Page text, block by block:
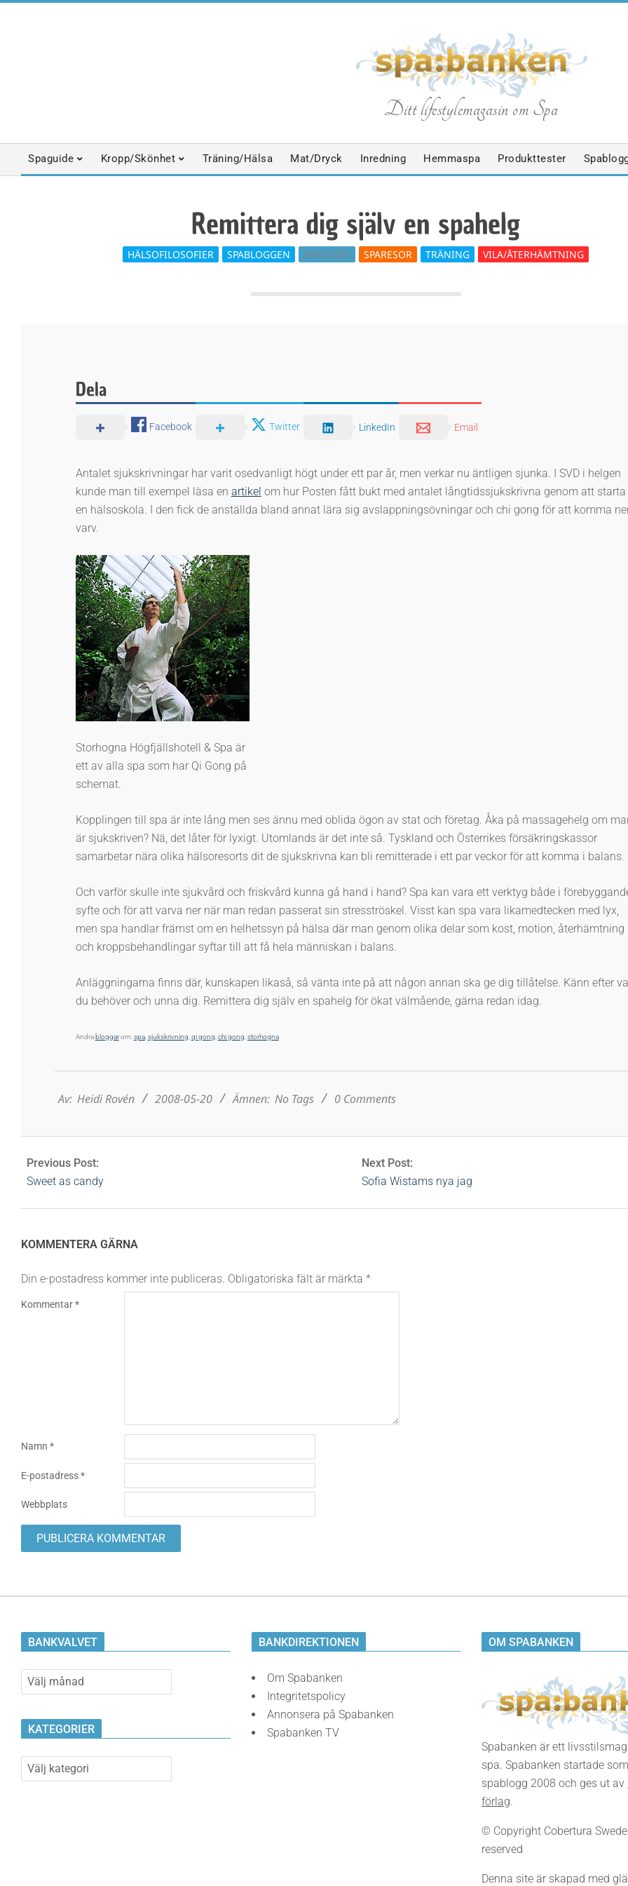
p
a
b
e
n
Ditt lifestylemagasin om Spa
Primary
Spaguide Kropp/Skönhet Träning/Hälsa Mat/Dryck Inredning Hemmaspa Produkttester
Remittera dig själv en spahelg
HÄLSOFILOSOFIER SPABLOGGEN SPAGUIDE SPARESOR TRÄNING VILA/ÅTERHÄMTNING
Dela
Facebook Twitter LinkedIn Email
Antalet sjukskrivningar har varit osedvanligt högt under ett par år, men verkar nu äntligen sjunka. I SVD i helgen
kunde man till exempel läsa en artikel om hur Posten fått bukt med antalet långtidssjukskrivna genom att starta
en hälsoskola. I den fick de anställda bland annat lära sig avslappningsövningar och chi gong för att komma
varv.
Storhogna Högfjällshotell & Spa är
ett av alla spa som har Qi Gong på
schemat.
Kopplingen till spa är inte lång men ses ännu med oblida ögon av stat och företag. Åka på massagehelg om
är sjukskriven? Nä, det låter för lyxigt. Utomlands är det inte så. Tyskland och Österrikes försäkringskassor
samarbetar nära olika hälsoresorts dit de sjukskrivna kan bli remitterade i ett par veckor för att komma i balans.
Och varför skulle inte sjukvård och friskvård kunna gå hand i hand? Spa kan vara ett verktyg både i
syfte och för att varva ner när man redan passerat sin stresströskel. Visst kan spa vara likamedtecken med lyx,
men spa handlar främst om en helhetssyn på hälsa där man genom olika delar som kost, motion, återhämtning
och kroppsbehandlingar syftar till att få hela människan i balans.
Anläggningarna finns där, kunskapen likaså, så vänta inte på att någon annan ska ge dig tillåtelse. Känn efter
du behöver och unna dig. Remittera dig själv en spahelg för ökat välmående, gärna redan idag.
Andra bloggarom:spa,sjukskrivning,qi gong,chi gong,storhogna
20
Av: Heidi Rovén 2008-05-20 Ämnen: No Tags 0 Comments
Previous Post:
Sweet as candy
Next Post:
Sofia Wistams nya jag
KOMMENTERA GÄRNA
Din e-postadress kommer inte publiceras. Obligatoriska fält är märkta *
Kommentar*
Namn *
E-postadress*
Webbplats
BANKVALVET
Bankvalvet
KATEGORIER
Kategorier
BANKDIREKTIONEN
Om Spabanken
Integritetspolicy
Annonsera på Spabanken
Spabanken TV
OM SPABANKEN
Spabanken är ett
spa. Spabanken startade
spablogg 2008 och ges ut av
förlag.
© Copyright Cobertura
reserved
Denna site är skapad med